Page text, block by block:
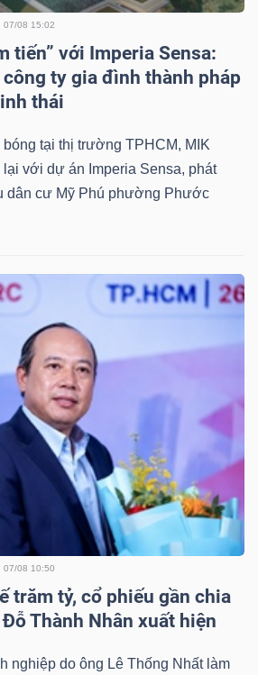
07/08 15:02
tiến” với Imperia Sensa:
ty gia đình thành pháp
thái
tại thị trường TPHCM, MIK
với dự án Imperia Sensa, phát
dân cư Mỹ Phú phường Phước
07/08 10:50
trăm tỷ, cổ phiếu gần chia
Thành Nhân xuất hiện
nghiệp do ông Lê Thống Nhất làm